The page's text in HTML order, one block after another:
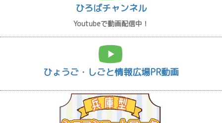
ひろばチャンネル
Youtubeで動画配信中！
ひょうご・しごと情報広場PR動画